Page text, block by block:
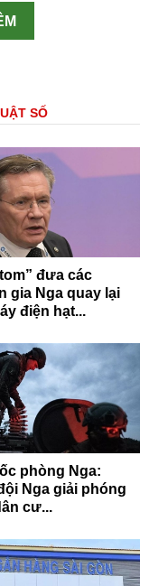
SỐ
đưa các
gia Nga quay lại
điện hạt...
phòng Nga:
Nga giải phóng
cư...